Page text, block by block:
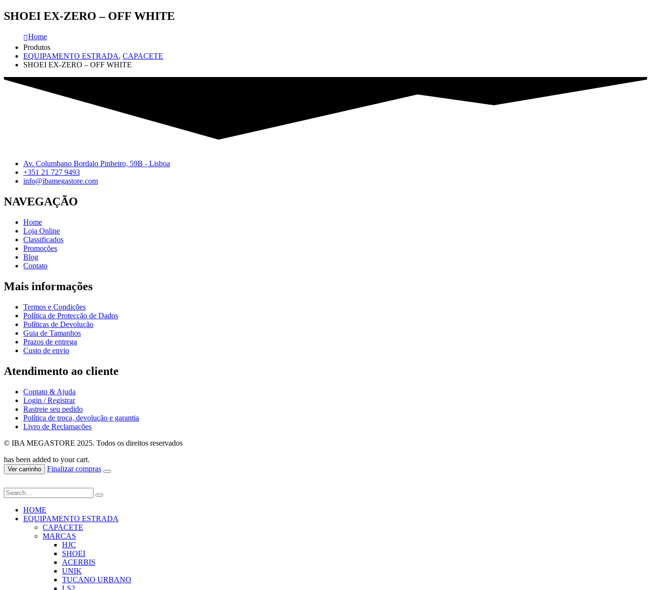
SHOEI EX-ZERO – OFF WHITE
Home
Produtos
EQUIPAMENTO ESTRADA, CAPACETE
SHOEI EX-ZERO – OFF WHITE
Av. Columbano Bordalo Pinheiro, 59B - Lisboa
+351 21 727 9493
info@ibamegastore.com
NAVEGAÇÃO
Home
Loja Online
Classificados
Promoções
Blog
Contato
Mais informações
Termos e Condições
Política de Protecção de Dados
Políticas de Devolução
Guia de Tamanhos
Prazos de entrega
Custo de envio
Atendimento ao cliente
Contato & Ajuda
Login / Registrar
Rastreie seu pedido
Política de troca, devolução e garantia
Livro de Reclamações
© IBA MEGASTORE 2025. Todos os direitos reservados
has been added to your cart.
Ver carrinho Finalizar compras
HOME
EQUIPAMENTO ESTRADA
CAPACETE
MARCAS
HJC
SHOEI
ACERBIS
UNIK
TUCANO URBANO
LS2